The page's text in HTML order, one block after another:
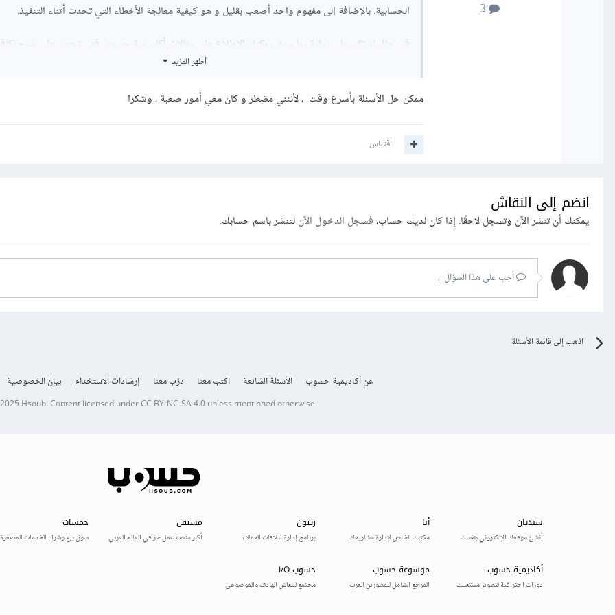
3
الحسابية. بالإضافة إلى مفهوم واحد أصعب بقليل و هو كيفية معالجة الأخطاء التي تحدث أثناء التنفيذ.
في حال لم تكن على دراية بما سبق يمكنك الإطلاع على مقالات أكاديمية حسوب فهي تحوي على شرح
أظهر المزيد
ممكن حل الأسئلة بأسرع وقت ، لأننني مضطر و كان معي أمور صعبة ، وشكرا
اقتباس
انضم إلى النقاش
يمكنك أن تنشر الآن وتسجل لاحقًا. إذا كان لديك حساب،فسجل الدخول الآنلتنشر باسم حسابك.
أجب على هذا السؤال...
اذهب إلى قائمة الأسئلة
عن أكاديمية حسوب الأسئلة الشائعة اكتب معنا درّب معنا إرشادات الاستخدام بيان الخصوصية
Hsoub.Content licensed underCC BY-NC-SA 4.0unless mentioned otherwise.